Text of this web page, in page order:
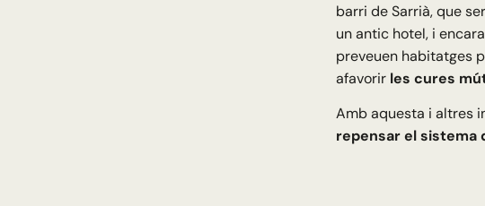
barri de Sarrià, que
un antic hotel, i
preveuen habitatges
afavorir les cures
Amb aquesta i altres
repensar el sistema